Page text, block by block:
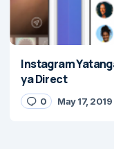
Instagram
ya Direct
0 May 17, 2019